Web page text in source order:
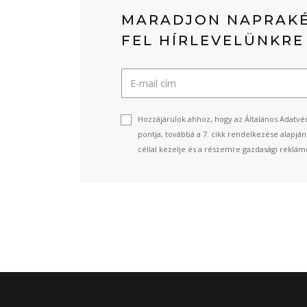
MARADJON
FEL HÍRLEVELÜNKRE
Hozzájárulok ahhoz, hogy az Általános
pontja, továbbá a 7. cikk rendelkezése
céllal kezelje és a részemre gazdasági